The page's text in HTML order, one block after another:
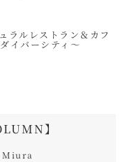
ラルレストラン＆カフ
イバーシティ～
】